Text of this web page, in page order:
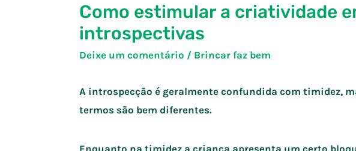
Como estimular a criatividade
introspectivas
Deixe um comentário / Brincar faz bem
A introspecção é geralmente confundida com timidez,
termos são bem diferentes.
Enquanto na timidez a criança apresenta um certo